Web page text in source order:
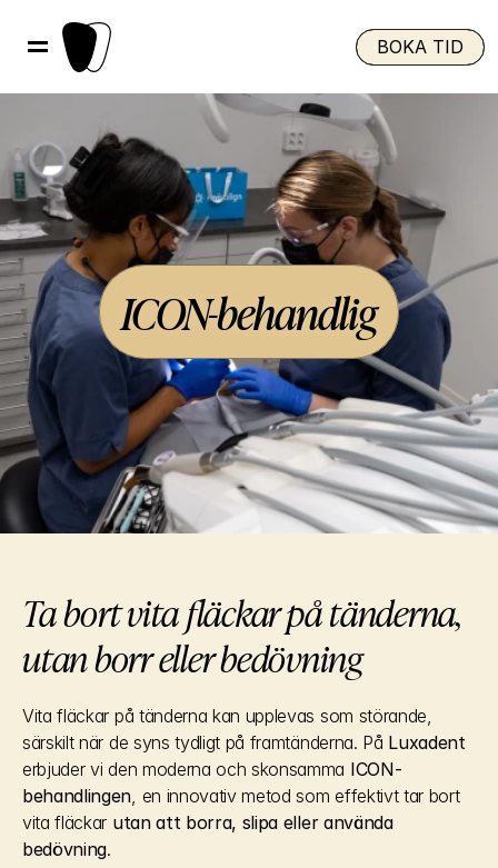
BOKA TID
ICON-behandlig
Ta bort vita fläckar på tänderna,
utan borr eller bedövning
Vita fläckar på tänderna kan upplevas som störande,
särskilt när de syns tydligt på framtänderna. På Luxadent
erbjuder vi den moderna och skonsamma ICON-
behandlingen, en innovativ metod som effektivt tar bort
vita fläckar utan att borra, slipa eller använda
bedövning.